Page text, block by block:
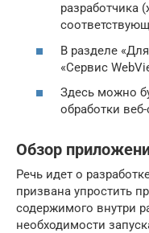
разработчика
В разделе
«Сервис
Здесь можно
обработки
Обзор
Речь идет о
призвана упростить
содержимого внутри
необходимости